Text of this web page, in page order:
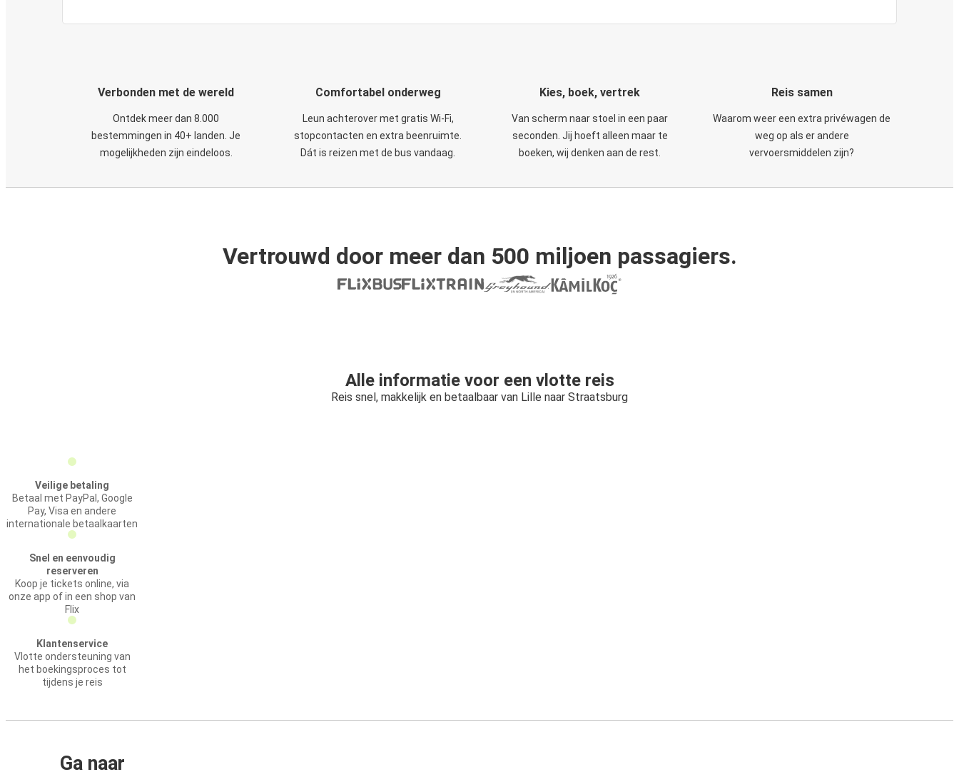
Verbonden met de wereld
Ontdek meer dan 8.000
bestemmingen in 40+ landen. Je
mogelijkheden zijn eindeloos.
Comfortabel onderweg
Leun achterover met gratis Wi-Fi,
stopcontacten en extra beenruimte.
Dát is reizen met de bus vandaag.
Kies, boek, vertrek
Van scherm naar stoel in een paar
seconden. Jij hoeft alleen maar te
boeken, wij denken aan de rest.
Reis samen
Waarom weer een extra privéwagen de
weg op als er andere
vervoersmiddelen zijn?
Vertrouwd door meer dan 500 miljoen passagiers.
Alle informatie voor een vlotte reis
Reis snel, makkelijk en betaalbaar van Lille naar Straatsburg
Veilige betaling
Betaal met PayPal, Google
Pay, Visa en andere
internationale betaalkaarten
Snel en eenvoudig
reserveren
Koop je tickets online, via
onze app of in een shop van
Flix
Klantenservice
Vlotte ondersteuning van
het boekingsproces tot
tijdens je reis
Ga naar